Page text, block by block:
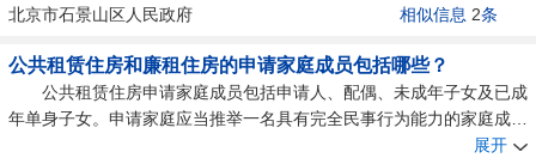
北京市石景山区人民政府 相似信息 2条
公共租赁住房和廉租住房的申请家庭成员包括哪些？
公共租赁住房申请家庭成员包括申请人、配偶、未成年子女及已成
年单身子女。申请家庭应当推举一名具有完全民事行为能力的家庭成员
作为申请人。 廉租住房申请家庭成员之间应具有法定的赡养、扶养或
展开